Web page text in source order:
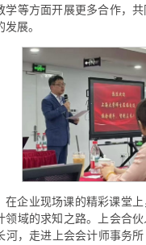
学等方面开展更多合作，
发展。
在企业现场课的精彩课堂
领域的求知之路。上会合
河，走进上会会计师事务